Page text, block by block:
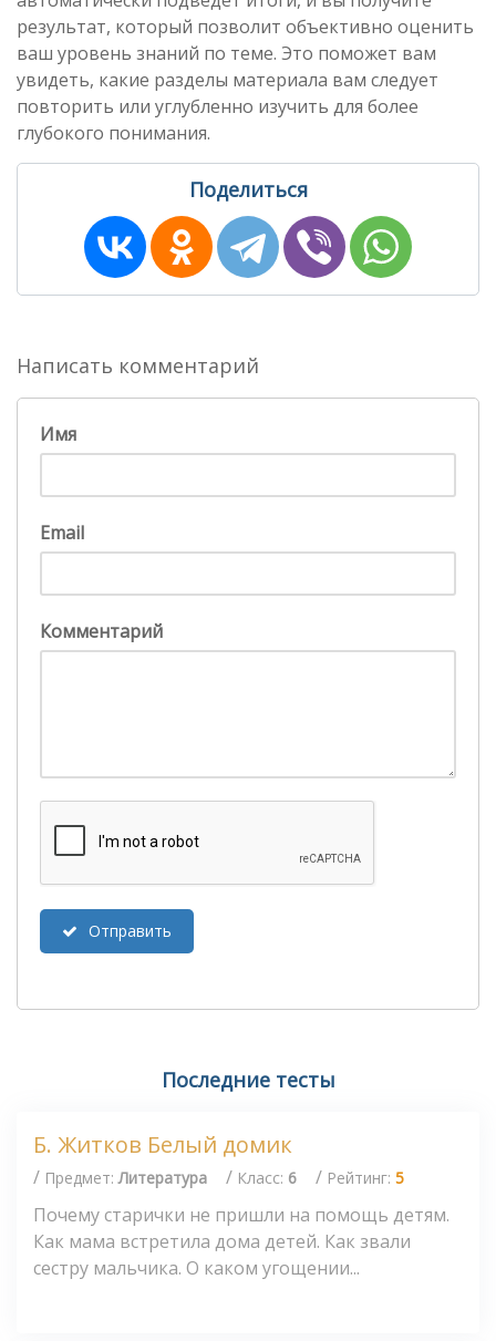
результат, который позволит объективно оценить
ваш уровень знаний по теме. Это поможет вам
увидеть, какие разделы материала вам следует
повторить или углубленно изучить для более
глубокого понимания.
Поделиться
Написать комментарий
Имя
Email
Комментарий
Отправить
Последние тесты
Б. Житков Белый домик
/ Предмет:Литература / Класс: 6 / Рейтинг: 5
Почему старички не пришли на помощь детям.
Как мама встретила дома детей. Как звали
сестру мальчика. О каком угощении...